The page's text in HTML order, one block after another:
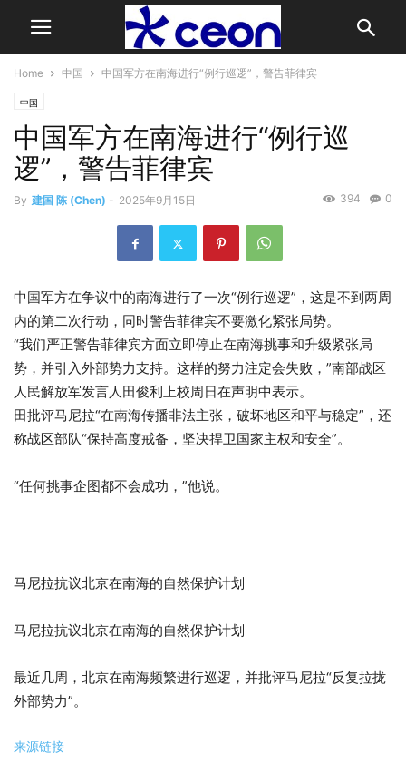
Home 中国 中国军方在南海进行“例行巡逻”，警告菲律宾
中国
中国军方在南海进行“例行巡
逻”，警告菲律宾
By 建国 陈 (Chen) - 2025年9月15日 0
394
中国军方在争议中的南海进行了一次“例行巡逻”，这是不到两周
内的第二次行动，同时警告菲律宾不要激化紧张局势。
“我们严正警告菲律宾方面立即停止在南海挑事和升级紧张局
势，并引入外部势力支持。这样的努力注定会失败，”南部战区
人民解放军发言人田俊利上校周日在声明中表示。
田批评马尼拉“在南海传播非法主张，破坏地区和平与稳定”，还
称战区部队“保持高度戒备，坚决捍卫国家主权和安全”。
“任何挑事企图都不会成功，”他说。
马尼拉抗议北京在南海的自然保护计划
马尼拉抗议北京在南海的自然保护计划
最近几周，北京在南海频繁进行巡逻，并批评马尼拉“反复拉拢
外部势力”。
来源链接